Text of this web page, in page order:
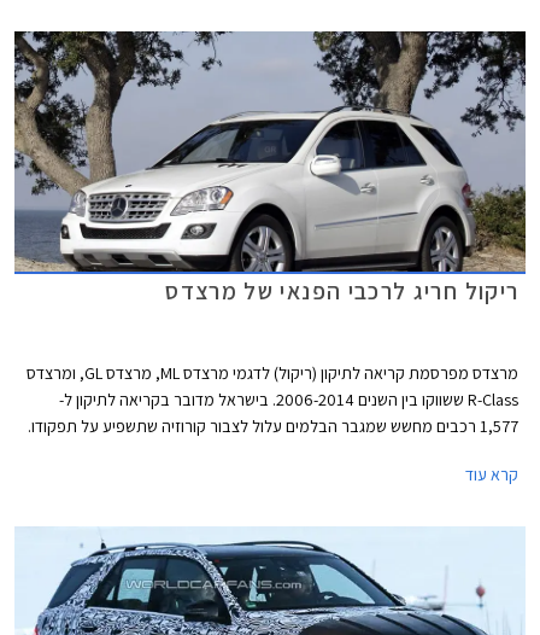
ריקול חריג לרכבי הפנאי של מרצדס
מרצדס מפרסמת קריאה לתיקון (ריקול) לדגמי מרצדס ML, מרצדס GL, ומרצדס
R-Class ששווקו בין השנים 2006-2014. בישראל מדובר בקריאה לתיקון ל-
1,577 רכבים מחשש שמגבר הבלמים עלול לצבור קורוזיה שתשפיע על תפקודו.
ועוצמת הבלימה תפחת.
קרא עוד